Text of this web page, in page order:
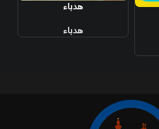
هدباء
هدباء